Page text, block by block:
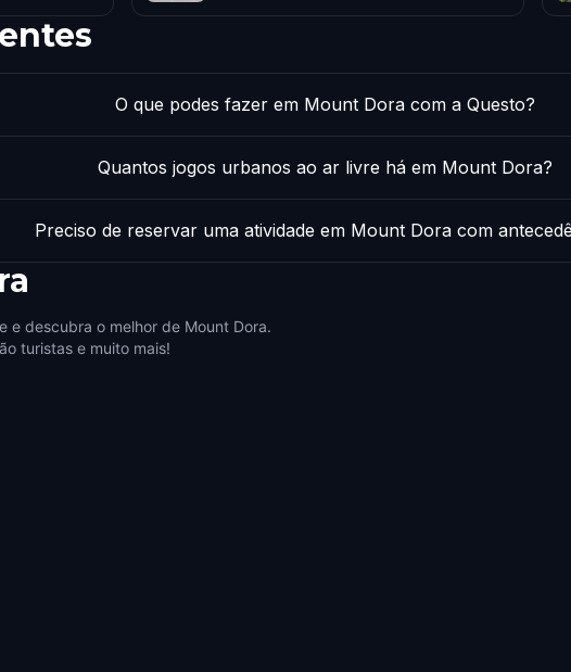
O que podes fazer em Mount Dora com a Questo?
Quantos jogos urbanos ao ar livre há em Mount Dora?
Preciso de reservar uma atividade em Mount Dora com
descubra o melhor de Mount Dora.
turistas e muito mais!